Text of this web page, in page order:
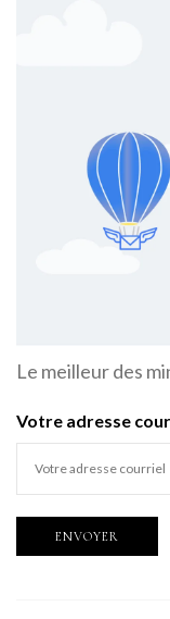
Le meilleur des
Votre adresse